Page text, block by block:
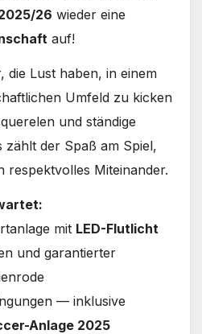
26 wieder eine
auf!
die Lust haben, in einem
Umfeld zu kicken
und ständige
zählt der Spaß am Spiel,
respektvolles Miteinander.
mit LED-Flutlicht
und garantierter
— inklusive
Anlage 2025